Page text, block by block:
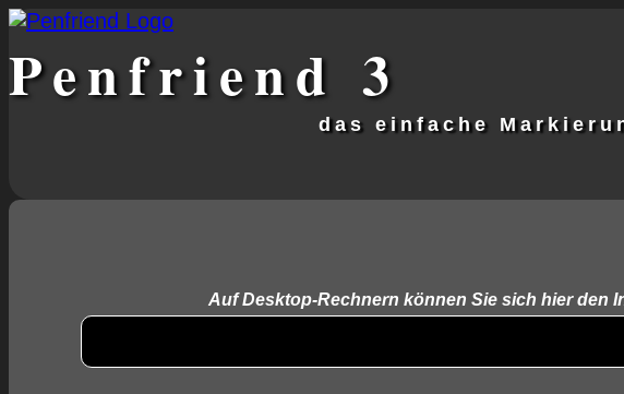
Penfriend 3
das einfache
Auf Desktop-Rechnern können Sie sich hier den